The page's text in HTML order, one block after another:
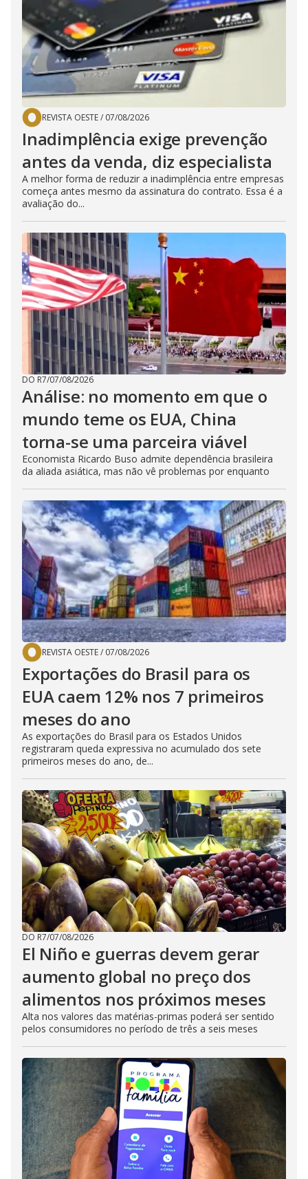
REVISTA OESTE/ 07/08/2026
Inadimplência exige prevenção
antes da venda, diz especialista
A melhor forma de reduzir a inadimplência entre empresas
começa antes mesmo da assinatura do contrato. Essa é a
avaliação do...
DO R7/07/08/2026
Análise: no momento em que o
mundo teme os EUA, China
torna-se uma parceira viável
Economista Ricardo Buso admite dependência brasileira
da aliada asiática, mas não vê problemas por enquanto
REVISTA OESTE/ 07/08/2026
Exportações do Brasil para os
EUA caem 12% nos 7 primeiros
meses do ano
As exportações do Brasil para os Estados Unidos
registraram queda expressiva no acumulado dos sete
primeiros meses do ano, de...
DO R7/07/08/2026
El Niño e guerras devem gerar
aumento global no preço dos
alimentos nos próximos meses
Alta nos valores das matérias-primas poderá ser sentido
pelos consumidores no período de três a seis meses